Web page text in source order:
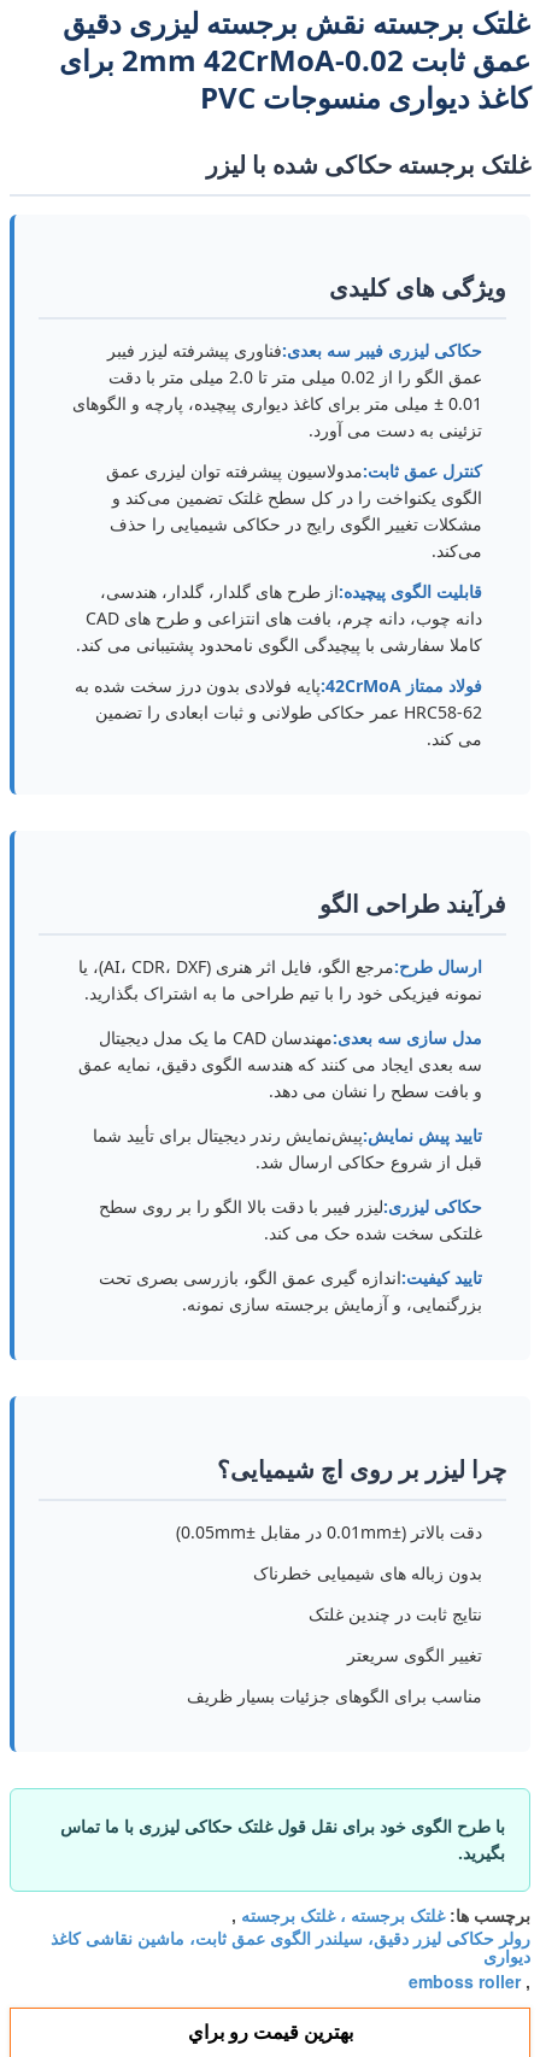
غلتک برجسته نقش برجسته لیزری دقیق
عمق ثابت 0.02-2mm 42CrMoA برای
کاغذ دیواری منسوجات PVC
غلتک برجسته حکاکی شده با لیزر
ویژگی های کلیدی
حکاکی لیزری فیبر سه بعدی:فناوری پیشرفته لیزر فیبر
عمق الگو را از 0.02 میلی متر تا 2.0 میلی متر با دقت
0.01 ± میلی متر برای کاغذ دیواری پیچیده، پارچه و الگوهای
تزئینی به دست می آورد.
کنترل عمق ثابت:مدولاسیون پیشرفته توان لیزری عمق
الگوی یکنواخت را در کل سطح غلتک تضمین می‌کند و
مشکلات تغییر الگوی رایج در حکاکی شیمیایی را حذف
می‌کند.
قابلیت الگوی پیچیده:از طرح های گلدار، گلدار، هندسی،
دانه چوب، دانه چرم، بافت های انتزاعی و طرح های CAD
کاملا سفارشی با پیچیدگی الگوی نامحدود پشتیبانی می کند.
فولاد ممتاز 42CrMoA:
پایه فولادی بدون درز سخت شده به
HRC58-62 عمر حکاکی طولانی و ثبات ابعادی را تضمین
می کند.
فرآیند طراحی الگو
ارسال طرح:
مرجع الگو، فایل اثر هنری (AI، CDR، DXF)، یا
نمونه فیزیکی خود را با تیم طراحی ما به اشتراک بگذارید.
مدل سازی سه بعدی:
مهندسان CAD ما یک مدل دیجیتال
سه بعدی ایجاد می کنند که هندسه الگوی دقیق، نمایه عمق
و بافت سطح را نشان می دهد.
تایید پیش نمایش:پیش‌نمایش رندر دیجیتال برای تأیید شما
قبل از شروع حکاکی ارسال شد.
حکاکی لیزری:لیزر فیبر با دقت بالا الگو را بر روی سطح
غلتکی سخت شده حک می کند.
تایید کیفیت:اندازه گیری عمق الگو، بازرسی بصری تحت
بزرگنمایی، و آزمایش برجسته سازی نمونه.
چرا لیزر بر روی اچ شیمیایی؟
دقت بالاتر (±0.01mm در مقابل ±0.05mm)
بدون زباله های شیمیایی خطرناک
نتایج ثابت در چندین غلتک
تغییر الگوی سریعتر
مناسب برای الگوهای جزئیات بسیار ظریف
با طرح الگوی خود برای نقل قول غلتک حکاکی لیزری با ما تماس
بگیرید.
برچسب ها:غلتک برجسته ، غلتک برجسته ,
رولر حکاکی لیزر دقیق، سیلندر الگوی عمق ثابت، ماشین نقاشی کاغذ
دیواری
,
emboss roller
بهترين قيمت رو براي